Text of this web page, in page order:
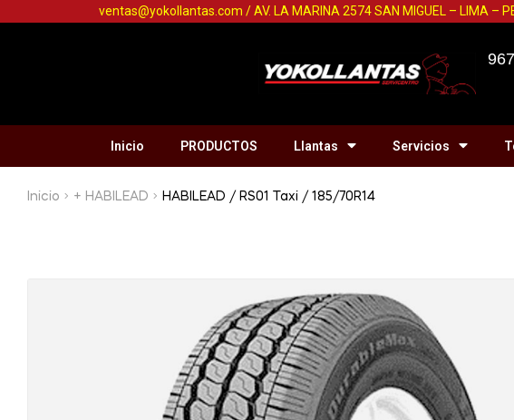
ventas@yokollantas.com / AV. LA MARINA 2574 SAN MIGUEL – LIMA –
Inicio PRODUCTOS Llantas Servicios
Inicio + HABILEAD HABILEAD / RS01 Taxi / 185/70R14